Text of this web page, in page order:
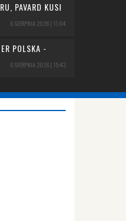
PAVARD KUSI
6 SIERPNIA 2026 | 11:04
POLSKA -
6 SIERPNIA 2026 | 15:43